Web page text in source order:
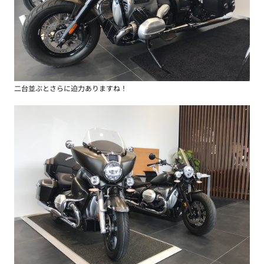
二台並ぶとさらに迫力ありますね！